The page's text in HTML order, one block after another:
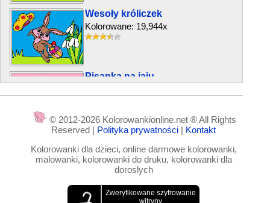
Wesoły króliczek
Kolorowane: 19,944x
Pisanka na jaju
Kolorowane: 1,955x
© 2012-2026 Kolorowankionline.net ® All Rights
Reserved | Polityka prywatności | Kontakt
Kolorowanki dla dzieci, online darmowe kolorowanki,
malowanki, kolorowanki do druku, kolorowanki dla
doroslych